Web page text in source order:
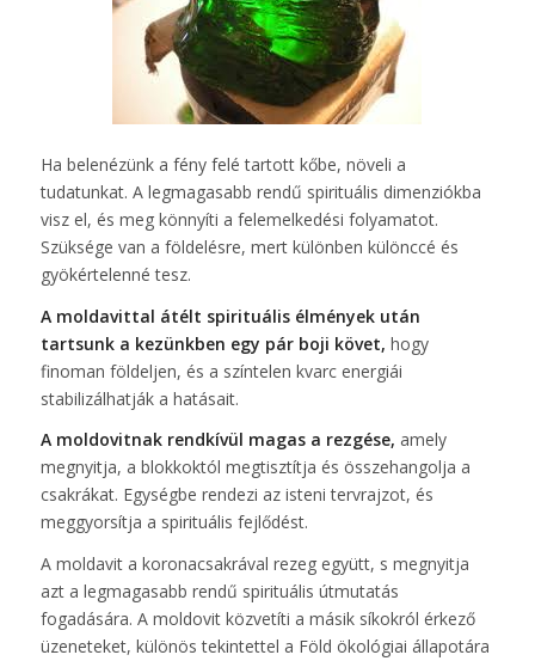
Ha belenézünk a fény felé tartott kőbe, növeli a
tudatunkat. A legmagasabb rendű spirituális dimenziókba
visz el, és meg könnyíti a felemelkedési folyamatot.
Szüksége van a földelésre, mert különben különccé és
gyökértelenné tesz.
A moldavittal átélt spirituális élmények után
tartsunk a kezünkben egy pár boji követ, hogy
finoman földeljen, és a színtelen kvarc energiái
stabilizálhatják a hatásait.
A moldovitnak rendkívül magas a rezgése, amely
megnyitja, a blokkoktól megtisztítja és összehangolja a
csakrákat. Egységbe rendezi az isteni tervrajzot, és
meggyorsítja a spirituális fejlődést.
A moldavit a koronacsakrával rezeg együtt, s megnyitja
azt a legmagasabb rendű spirituális útmutatás
fogadására. A moldovit közvetíti a másik síkokról érkező
üzeneteket, különös tekintettel a Föld ökológiai állapotára